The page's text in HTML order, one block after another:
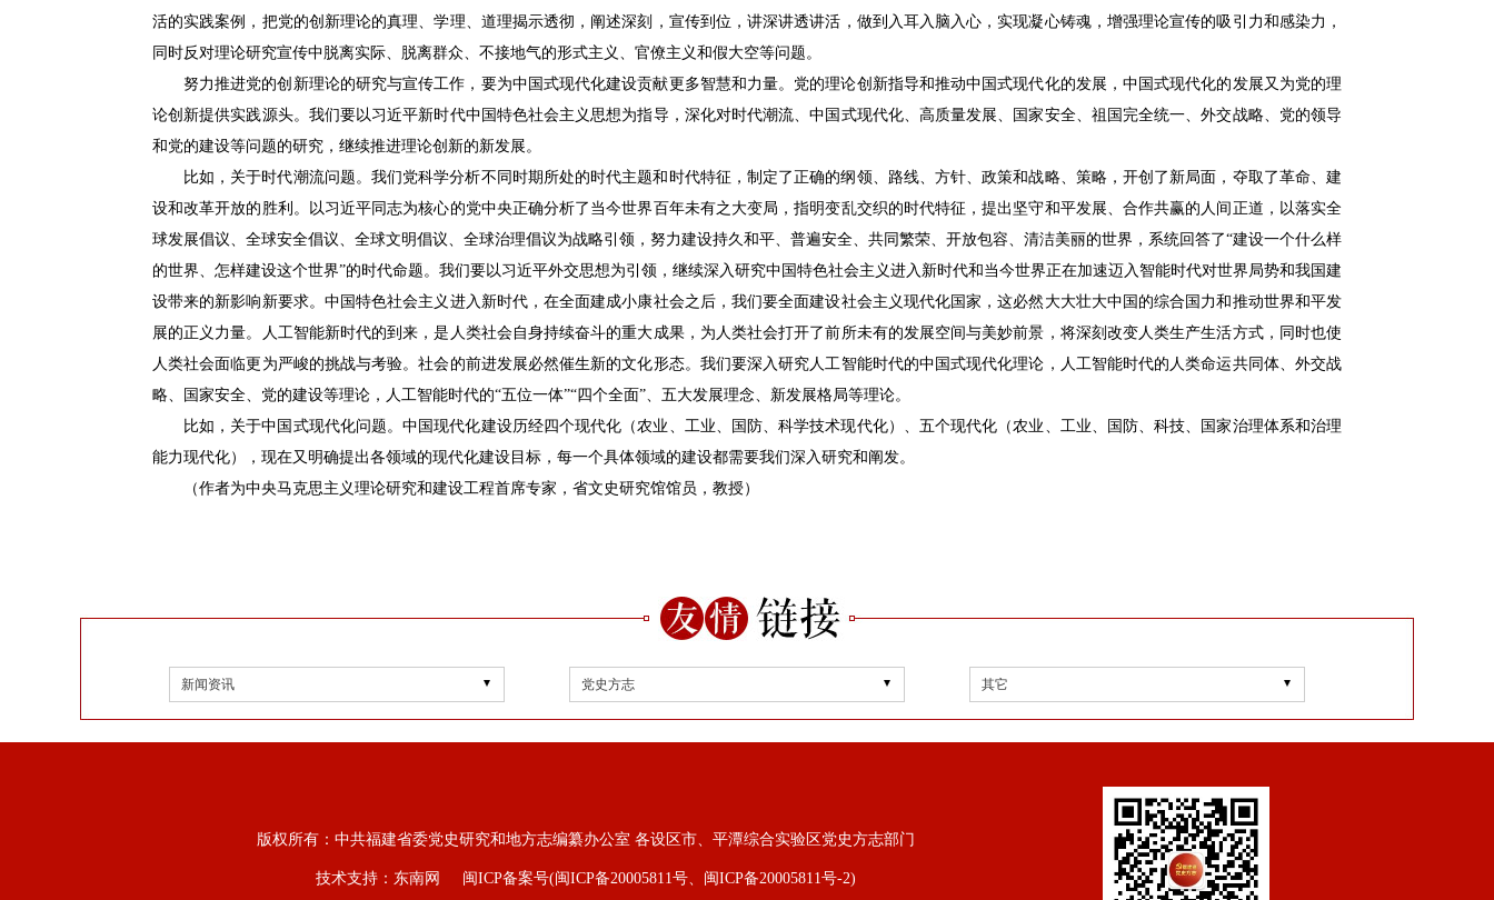
活的实践案例，把党的创新理论的真理、学理、道理揭示透彻，阐述深刻，宣传到位，讲深讲透讲活，做到入耳入脑入心，实现凝心铸魂，增强理论宣传的吸引力和感染力，
同时反对理论研究宣传中脱离实际、脱离群众、不接地气的形式主义、官僚主义和假大空等问题。
努力推进党的创新理论的研究与宣传工作，要为中国式现代化建设贡献更多智慧和力量。党的理论创新指导和推动中国式现代化的发展，中国式现代化的发展又为党的理
论创新提供实践源头。我们要以习近平新时代中国特色社会主义思想为指导，深化对时代潮流、中国式现代化、高质量发展、国家安全、祖国完全统一、外交战略、党的领导
和党的建设等问题的研究，继续推进理论创新的新发展。
比如，关于时代潮流问题。我们党科学分析不同时期所处的时代主题和时代特征，制定了正确的纲领、路线、方针、政策和战略、策略，开创了新局面，夺取了革命、建
设和改革开放的胜利。以习近平同志为核心的党中央正确分析了当今世界百年未有之大变局，指明变乱交织的时代特征，提出坚守和平发展、合作共赢的人间正道，以落实全
球发展倡议、全球安全倡议、全球文明倡议、全球治理倡议为战略引领，努力建设持久和平、普遍安全、共同繁荣、开放包容、清洁美丽的世界，系统回答了“建设一个什么样
的世界、怎样建设这个世界”的时代命题。我们要以习近平外交思想为引领，继续深入研究中国特色社会主义进入新时代和当今世界正在加速迈入智能时代对世界局势和我国建
设带来的新影响新要求。中国特色社会主义进入新时代，在全面建成小康社会之后，我们要全面建设社会主义现代化国家，这必然大大壮大中国的综合国力和推动世界和平发
展的正义力量。人工智能新时代的到来，是人类社会自身持续奋斗的重大成果，为人类社会打开了前所未有的发展空间与美妙前景，将深刻改变人类生产生活方式，同时也使
人类社会面临更为严峻的挑战与考验。社会的前进发展必然催生新的文化形态。我们要深入研究人工智能时代的中国式现代化理论，人工智能时代的人类命运共同体、外交战
略、国家安全、党的建设等理论，人工智能时代的“五位一体”“四个全面”、五大发展理念、新发展格局等理论。
比如，关于中国式现代化问题。中国现代化建设历经四个现代化（农业、工业、国防、科学技术现代化）、五个现代化（农业、工业、国防、科技、国家治理体系和治理
能力现代化），现在又明确提出各领域的现代化建设目标，每一个具体领域的建设都需要我们深入研究和阐发。
（作者为中央马克思主义理论研究和建设工程首席专家，省文史研究馆馆员，教授）
新闻资讯 党史方志 其它
版权所有：中共福建省委党史研究和地方志编纂办公室 各设区市、平潭综合实验区党史方志部门
技术支持：东南网 闽ICP备案号(闽ICP备20005811号、闽ICP备20005811号-2)